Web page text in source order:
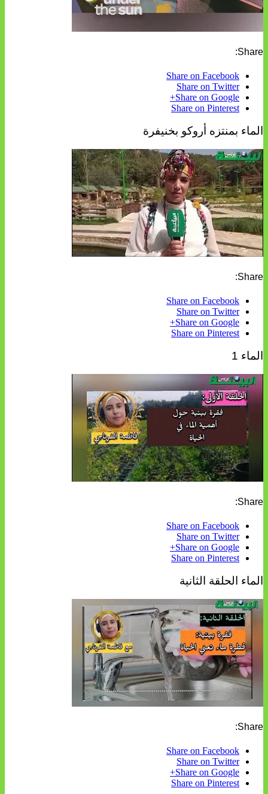
Share:
Share on Facebook
Share on Twitter
Share on Google+
Share on Pinterest
الماء بمنتزه أروكو بخنيفرة
Share:
Share on Facebook
Share on Twitter
Share on Google+
Share on Pinterest
الماء 1
Share:
Share on Facebook
Share on Twitter
Share on Google+
Share on Pinterest
الماء الحلقة الثانية
Share:
Share on Facebook
Share on Twitter
Share on Google+
Share on Pinterest